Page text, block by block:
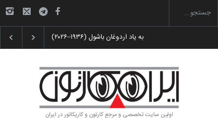
به یاد اردوغان باشول (۱۹۳۶–۲۰۲۶)
اولین سایت تخصصی و مرجع کارتون و کاریکاتور در ایران